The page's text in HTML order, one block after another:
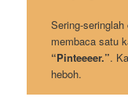
Sering-seringlah
membaca satu
“Pinteeeer.”.
heboh.